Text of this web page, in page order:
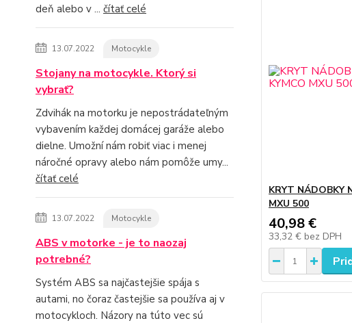
deň alebo v ... čítať celé
13.07.2022 Motocykle
Stojany na motocykle. Ktorý si
vybrať?
Zdvihák na motorku je nepostrádateľným
vybavením každej domácej garáže alebo
dielne. Umožní nám robiť viac i menej
náročné opravy alebo nám pomôže umy...
čítať celé
13.07.2022 Motocykle
ABS v motorke - je to naozaj
potrebné?
Systém ABS sa najčastejšie spája s
autami, no čoraz častejšie sa používa aj v
motocykloch. Názory na túto vec sú
KRYT NÁDOBKY
MXU 500
40,98 €
33,32 € bez DPH